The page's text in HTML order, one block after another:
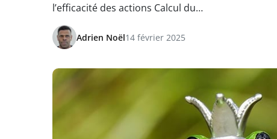
l’efficacité des actions Calcul du…
Adrien Noël14 février 2025